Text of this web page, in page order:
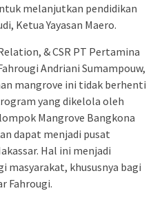
melanjutkan pendidikan
Ketua Yayasan Maero.
& CSR PT Pertamina
Andriani Sumampouw,
mangrove ini tidak berhenti
yang dikelola oleh
Mangrove Bangkona
dapat menjadi pusat
Hal ini menjadi
masyarakat, khususnya bagi
Fahrougi.